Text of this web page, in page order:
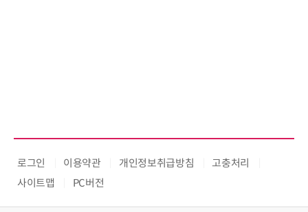
로그인 이용약관 개인정보취급방침
고충처리
사이트맵
PC버전